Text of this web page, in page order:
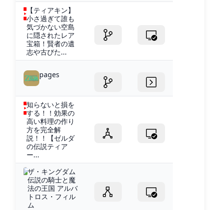
【ティアキン】
小さ過ぎて誰も
気づかない空島
に隠されたレア
宝箱！賢者の遺
志や古びた...
pages
知らないと損を
する！！効果の
高い料理の作り
方を完全解
説！！【ゼルダ
の伝説ティア
ー...
ザ・キングダム
伝説の騎士と魔
法の王国 アルバ
トロス・フィル
ム